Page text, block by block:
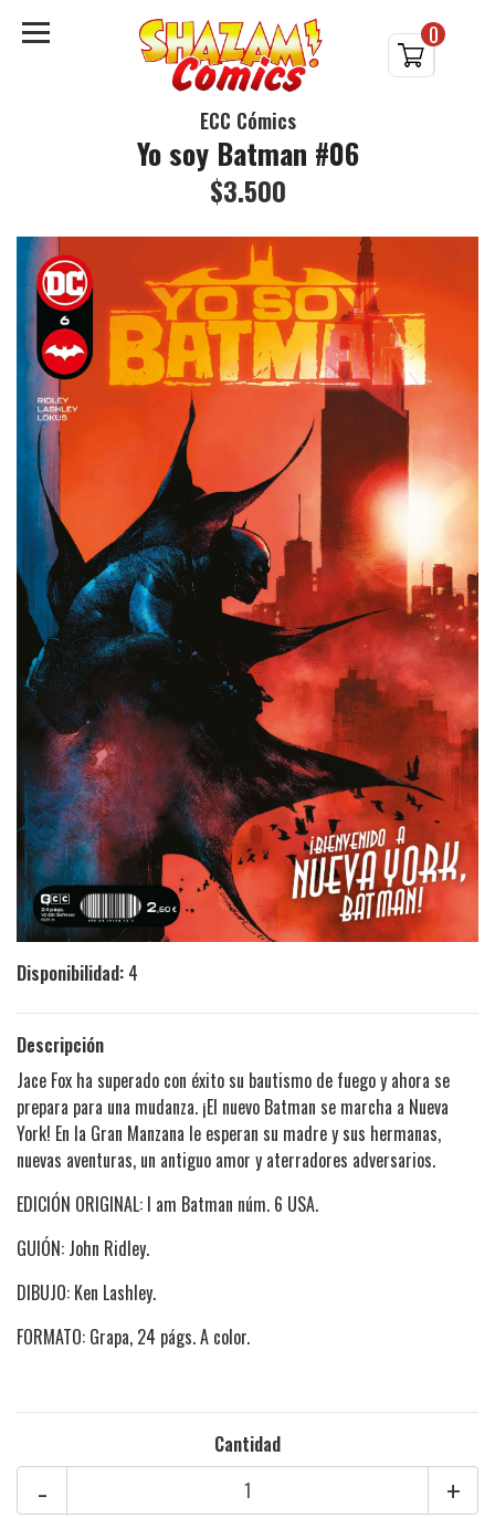
0
ECC Cómics
Yo soy Batman #06
$3.500
Disponibilidad: 4
Descripción
Jace Fox ha superado con éxito su bautismo de fuego y ahora se
prepara para una mudanza. ¡El nuevo Batman se marcha a Nueva
York! En la Gran Manzana le esperan su madre y sus hermanas,
nuevas aventuras, un antiguo amor y aterradores adversarios.
EDICIÓN ORIGINAL: I am Batman núm. 6 USA.
GUIÓN: John Ridley.
DIBUJO: Ken Lashley.
FORMATO: Grapa, 24 págs. A color.
Cantidad
+
-